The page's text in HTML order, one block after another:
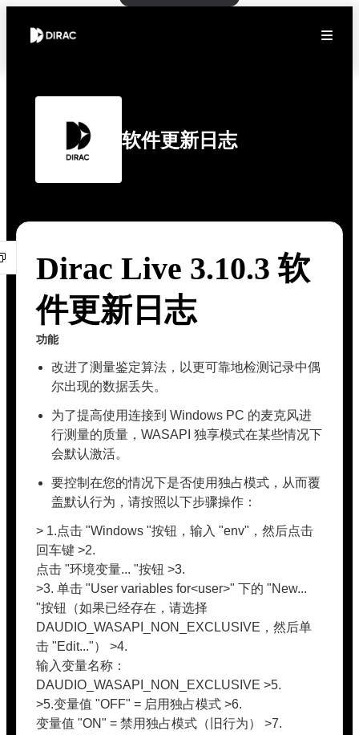
软件更新日志
Dirac Live 3.10.3 软
件更新日志
功能
改进了测量鉴定算法，以更可靠地检测记录中偶
尔出现的数据丢失。
为了提高使用连接到 Windows PC 的麦克风进
行测量的质量，WASAPI 独享模式在某些情况下
会默认激活。
要控制在您的情况下是否使用独占模式，从而覆
盖默认行为，请按照以下步骤操作：
> 1.点击 "Windows "按钮，输入 "env"，然后点击
回车键 >2.
点击 "环境变量... "按钮 >3.
>3. 单击 "User variables for<user>" 下的 "New...
"按钮（如果已经存在，请选择
DAUDIO_WASAPI_NON_EXCLUSIVE，然后单
击 "Edit..."） >4.
输入变量名称：
DAUDIO_WASAPI_NON_EXCLUSIVE >5.
>5.变量值 "OFF" = 启用独占模式 >6.
变量值 "ON" = 禁用独占模式（旧行为） >7.